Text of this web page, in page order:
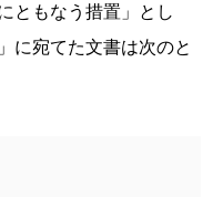
ともなう措置」とし
に宛てた文書は次のと